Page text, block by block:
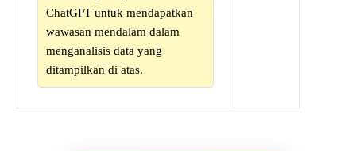
ChatGPT untuk mendapatkan
wawasan mendalam dalam
menganalisis data yang
ditampilkan di atas.